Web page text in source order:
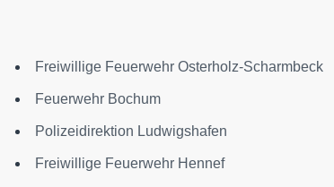
Freiwillige Feuerwehr Osterholz-Scharmbeck
Feuerwehr Bochum
Polizeidirektion Ludwigshafen
Freiwillige Feuerwehr Hennef